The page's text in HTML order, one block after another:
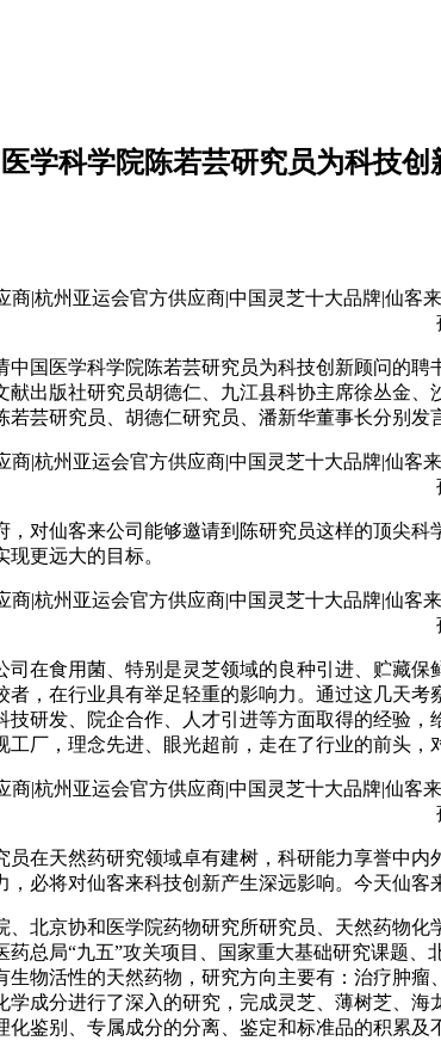
学科学院陈若芸研究员为科技创
中国医学科学院陈若芸研究员为科技创新顾问的
献出版社研究员胡德仁、九江县科协主席徐丛金
芸研究员、胡德仁研究员、潘新华董事长分别发
对仙客来公司能够邀请到陈研究员这样的顶尖
更远大的目标。
在食用菌、特别是灵芝领域的良种引进、贮藏
者，在行业具有举足轻重的影响力。通过这几天
技研发、院企合作、人才引进等方面取得的经验
厂，理念先进、眼光超前，走在了行业的前头，
在天然药研究领域卓有建树，科研能力享誉中
必将对仙客来科技创新产生深远影响。今天仙
北京协和医学院药物研究所研究员、天然药物
总局“九五”攻关项目、国家重大基础研究课题
物活性的天然药物，研究方向主要有：治疗肿
成分进行了深入的研究，完成灵芝、薄树芝、
鉴别、专属成分的分离、鉴定和标准品的积累及